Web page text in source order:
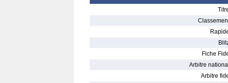
Fiche
Arbitre
Arbitre